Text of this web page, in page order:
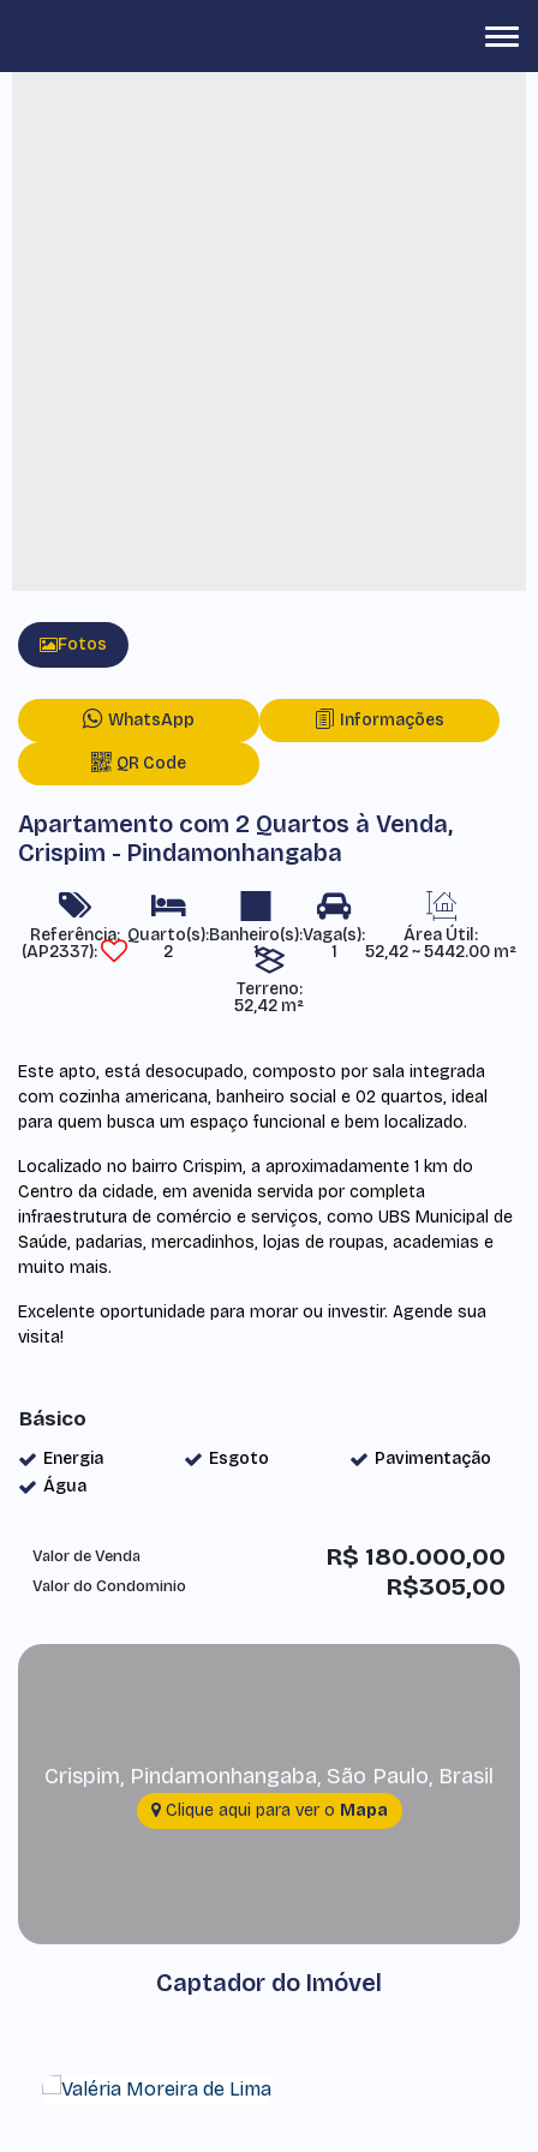
Fotos
WhatsApp Informações
QR Code
Apartamento com 2 Quartos à Venda,
Crispim - Pindamonhangaba
Referência:
(AP2337)
2 1 1
Área Útil:
52,42 ~ 5442.00 m²
Terreno:
52,42 m²
Este apto, está desocupado, composto por sala integrada
com cozinha americana, banheiro social e 02 quartos, ideal
para quem busca um espaço funcional e bem localizado.
Localizado no bairro Crispim, a aproximadamente 1 km do
Centro da cidade, em avenida servida por completa
infraestrutura de comércio e serviços, como UBS Municipal de
Saúde, padarias, mercadinhos, lojas de roupas, academias e
muito mais.
Excelente oportunidade para morar ou investir. Agende sua
visita!
Básico
Energia Esgoto
Pavimentação
Água
R$ 180.000,00
Valor de Venda
Valor do Condominio
R$305,00
Crispim, Pindamonhangaba, São Paulo, Brasil
Clique aqui para ver o Mapa
Captador do Imóvel